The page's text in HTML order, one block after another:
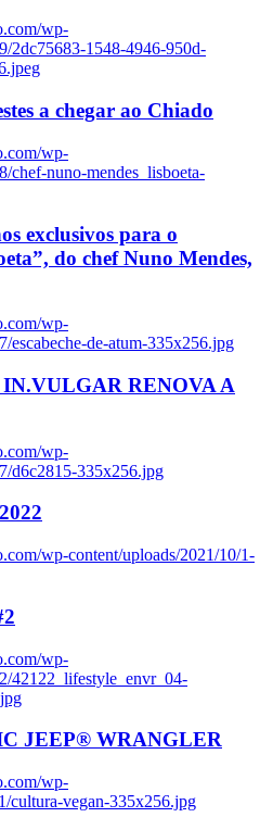
wp-
2dc75683-1548-4946-950d-
a chegar ao Chiado
wp-
chef-nuno-mendes_lisboeta-
exclusivos para o
do chef Nuno Mendes,
wp-
escabeche-de-atum-335x256.jpg
RENOVA A
wp-
d6c2815-335x256.jpg
wp-content/uploads/2021/10/1-
wp-
42122_lifestyle_envr_04-
JEEP® WRANGLER
wp-
cultura-vegan-335x256.jpg